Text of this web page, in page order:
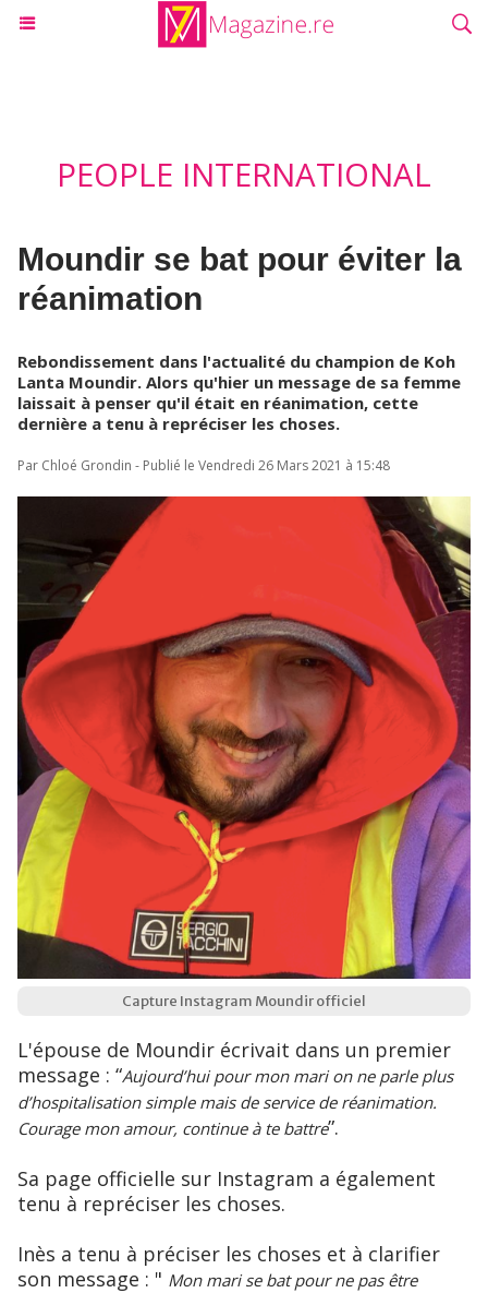
PEOPLE INTERNATIONAL
Moundir se bat pour éviter la
réanimation
Rebondissement dans l'actualité du champion de Koh
Lanta Moundir. Alors qu'hier un message de sa femme
laissait à penser qu'il était en réanimation, cette
dernière a tenu à repréciser les choses.
Par Chloé Grondin - Publié le Vendredi 26 Mars 2021 à 15:48
Capture Instagram Moundir officiel
L'épouse de Moundir écrivait dans un premier
message : “Aujourd’hui pour mon mari on ne parle plus
d’hospitalisation simple mais de service de réanimation.
Courage mon amour, continue à te battre”.
Sa page officielle sur Instagram a également
tenu à repréciser les choses.
Inès a tenu à préciser les choses et à clarifier
son message : " Mon mari se bat pour ne pas être